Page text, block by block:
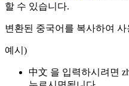
할 수 있습니다.
변환된 중국어를 복사하여
예시)
中文 을 입력하시려면